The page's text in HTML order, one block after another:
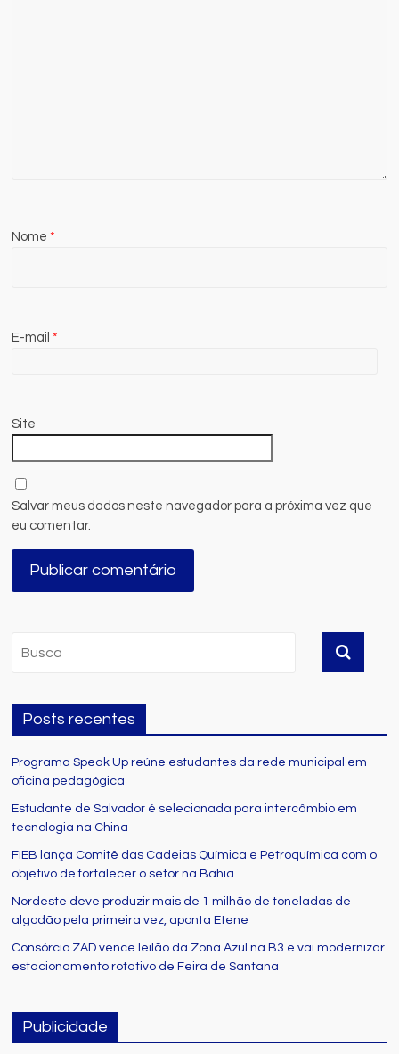
Nome*
E-mail*
Site
Salvar meus dados neste navegador para a próxima vez que
eu comentar.
Posts recentes
Programa Speak Up reúne estudantes da rede municipal em
oficina pedagógica
Estudante de Salvador é selecionada para intercâmbio em
tecnologia na China
FIEB lança Comitê das Cadeias Química e Petroquímica com o
objetivo de fortalecer o setor na Bahia
Nordeste deve produzir mais de 1 milhão de toneladas de
algodão pela primeira vez, aponta Etene
Consórcio ZAD vence leilão da Zona Azul na B3 e vai modernizar
estacionamento rotativo de Feira de Santana
Publicidade